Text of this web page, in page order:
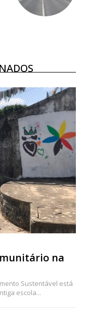
para
na
Sustentável está
escola...